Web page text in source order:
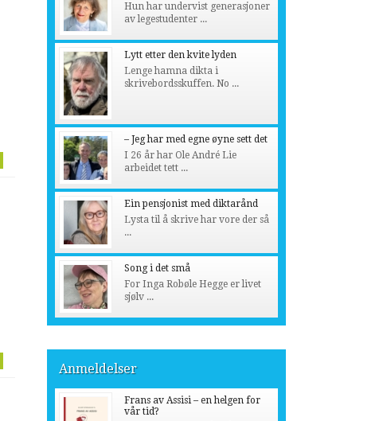
Hun har undervist generasjoner
av legestudenter ...
Lytt etter den kvite lyden
Lenge hamna dikta i
skrivebordsskuffen. No ...
– Jeg har med egne øyne sett det
I 26 år har Ole André Lie
arbeidet tett ...
Ein pensjonist med diktarånd
Lysta til å skrive har vore der så
...
Song i det små
For Inga Robøle Hegge er livet
sjølv ...
Anmeldelser
Frans av Assisi – en helgen for
vår tid?